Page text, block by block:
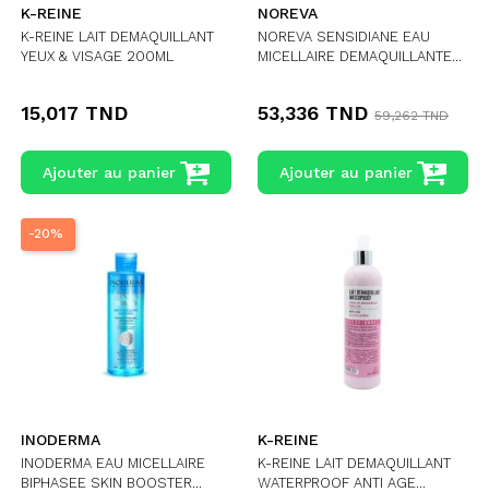
K-REINE
K-REINE LAIT DEMAQUILLANT
YEUX & VISAGE 200ML
15,017 TND
Ajouter au panier
NOREVA
NOREVA SENSIDIANE EAU
MICELLAIRE DEMAQUILLANTE...
53,336 TND 59,262 TND
Ajouter au panier
-20%
INODERMA
INODERMA EAU MICELLAIRE
BIPHASEE SKIN BOOSTER...
K-REINE
K-REINE LAIT DEMAQUILLANT
WATERPROOF ANTI AGE...